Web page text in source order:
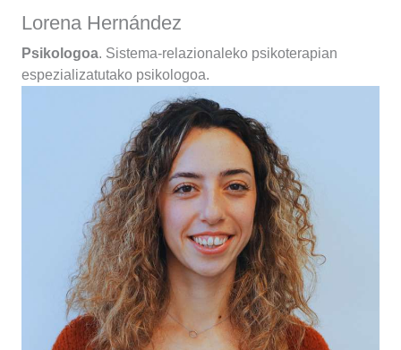
Lorena Hernández
Psikologoa. Sistema-relazionaleko psikoterapian
espezializatutako psikologoa.